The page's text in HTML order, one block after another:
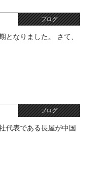
ブログ
となりました。 さて、
ブログ
代表である長屋が中国